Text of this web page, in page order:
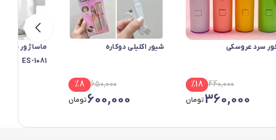
سرد عروسکی
440,000
%18
360,000تومان
شیور اکلیلی دوکاره
650,000
%8
600,000تومان
ماساژور
ES-1081